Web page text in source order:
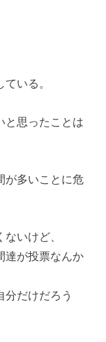
いる。
と思ったことは
が多いことに危
いけど、
達が投票なんか
分だけだろう